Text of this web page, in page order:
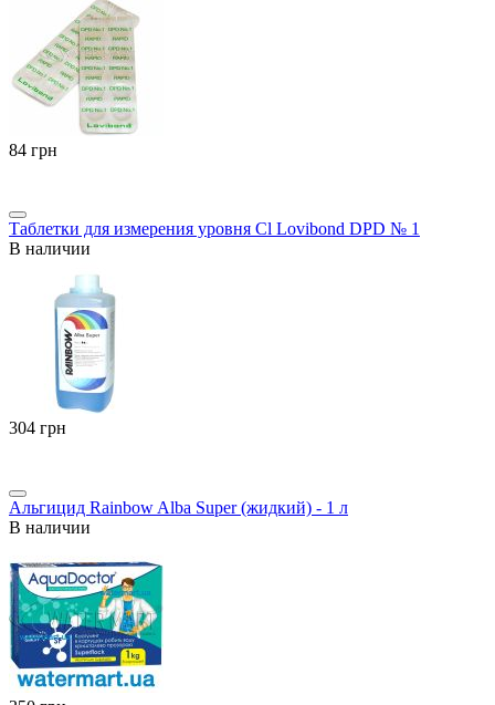
‍84‍ грн
Таблетки для измерения уровня Cl Lovibond DPD № 1
В наличии
‍304‍ грн
Альгицид Rainbow Alba Super (жидкий) - 1 л
В наличии